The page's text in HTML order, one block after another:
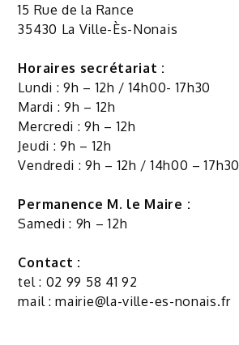
15 Rue de la Rance
35430 La Ville-Ès-Nonais
Horaires secrétariat :
Lundi : 9h – 12h / 14h00- 17h30
Mardi : 9h – 12h
Mercredi : 9h – 12h
Jeudi : 9h – 12h
Vendredi : 9h – 12h / 14h00 – 17h30
Permanence M. le Maire :
Samedi : 9h – 12h
Contact :
tel : 02 99 58 41 92
mail :mairie@la-ville-es-nonais.fr